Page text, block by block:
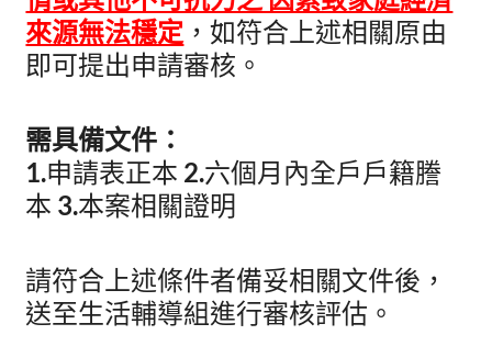
來源無法穩定 ，如符合上述相關原由
即可提出申請審核。
需具備文件：
1.申請表正本 2.六個月內全戶戶籍謄
本 3.本案相關證明
請符合上述條件者備妥相關文件後，
送至生活輔導組進行審核評估。